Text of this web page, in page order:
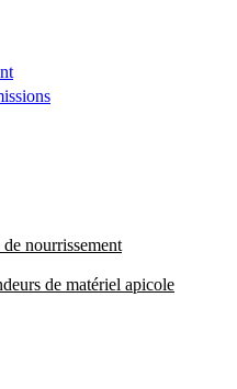
nourrissement
de matériel apicole